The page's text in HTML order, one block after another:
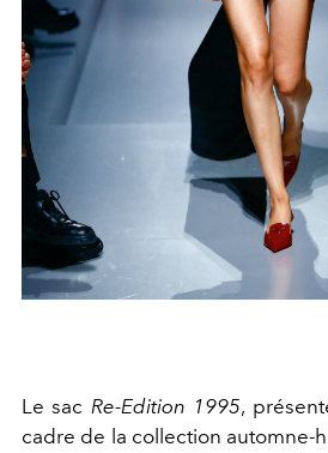
Le sac Re-Edition 1995,
cadre de la collection automne-